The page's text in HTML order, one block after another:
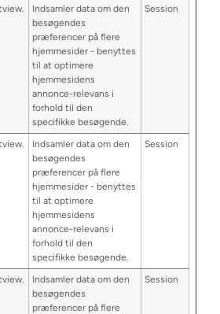
Indsamler data om den
besøgendes
præferencer på flere
hjemmesider - benyttes
til at optimere
hjemmesidens
annonce-relevans i
forhold til den
specifikke besøgende.
Session
Indsamler data om den
besøgendes
præferencer på flere
hjemmesider - benyttes
til at optimere
hjemmesidens
annonce-relevans i
forhold til den
specifikke besøgende.
Session
Indsamler data om den
besøgendes
præferencer på flere
Session